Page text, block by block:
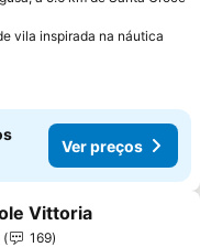
vila inspirada na náutica
Ver preços
aos favoritos
Vittoria
169